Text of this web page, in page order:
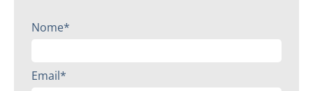
Nome*
Email*